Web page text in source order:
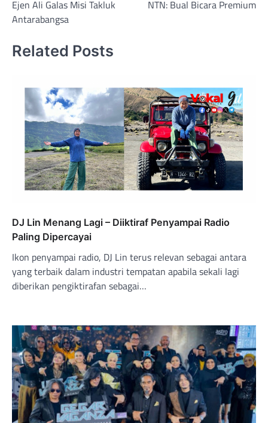
navigation
Ejen Ali Galas Misi Takluk
Antarabangsa
NTN: Bual Bicara Premium
Related Posts
DJ Lin Menang Lagi – Diiktiraf Penyampai Radio
Paling Dipercayai
Ikon penyampai radio, DJ Lin terus relevan sebagai antara
yang terbaik dalam industri tempatan apabila sekali lagi
diberikan pengiktirafan sebagai…